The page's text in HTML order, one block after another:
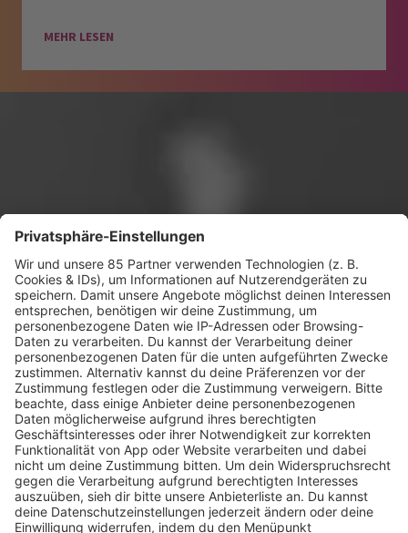
MEHR LESEN
KW12 Album der Woche
KUNGS "OUT LOUD"
Eine Explosion aus Energie und Farben, so hört
sich das neue Werk Out Loud von Kungs an. Auf
der Suche nach künstlerischer Freiheit erkundet
der Franzose diesmal auch rauere Sounds.